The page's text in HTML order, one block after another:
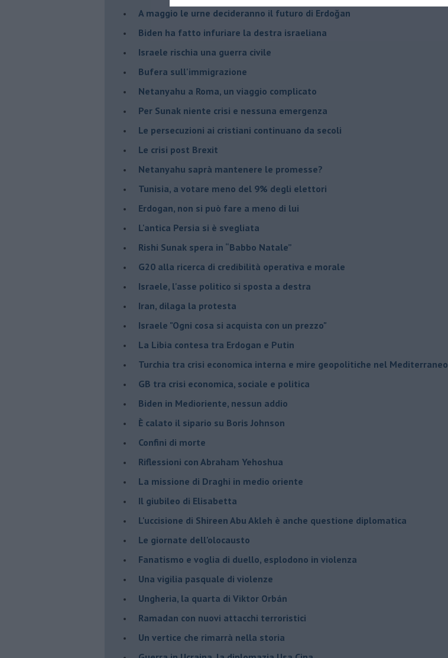
A maggio le urne decideranno il futuro di Erdoğan
Biden ha fatto infuriare la destra israeliana
Israele rischia una guerra civile
Bufera sull'immigrazione
Netanyahu a Roma, un viaggio complicato
Per Sunak niente crisi e nessuna emergenza
Le persecuzioni ai cristiani continuano da secoli
Le crisi post Brexit
Netanyahu saprà mantenere le promesse?
Tunisia, a votare meno del 9% degli elettori
Erdogan, non si può fare a meno di lui
L'antica Persia si è svegliata
Rishi Sunak spera in “Babbo Natale”
G20 alla ricerca di credibilità operativa e morale
Israele, l'asse politico si sposta a destra
Iran, dilaga la protesta
Israele "Ogni cosa si acquista con un prezzo"
La Libia contesa tra Erdogan e Putin
Turchia tra crisi economica interna e mire geopolitiche nel Mediterraneo
GB tra crisi economica, sociale e politica
Biden in Medioriente, nessun addio
È calato il sipario su Boris Johnson
Confini di morte
Riflessioni con Abraham Yehoshua
La missione di Draghi in medio oriente
Il giubileo di Elisabetta
L'uccisione di Shireen Abu Akleh è anche questione diplomatica
Le giornate dell'olocausto
Fanatismo e voglia di duello, esplodono in violenza
Una vigilia pasquale di violenze
Ungheria, la quarta di Viktor Orbán
Ramadan con nuovi attacchi terroristici
Un vertice che rimarrà nella storia